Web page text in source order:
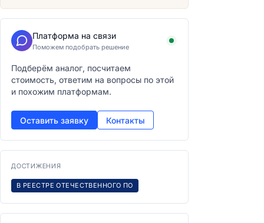
Платформа на связи
Поможем подобрать решение
Подберём аналог, посчитаем
стоимость, ответим на вопросы по этой
и похожим платформам.
Оставить заявку Контакты
ДОСТИЖЕНИЯ
В РЕЕСТРЕ ОТЕЧЕСТВЕННОГО ПО